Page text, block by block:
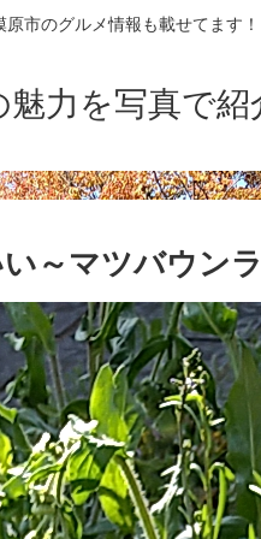
原市のグルメ情報も載せてます！
魅力を写真で
い～マツバウン